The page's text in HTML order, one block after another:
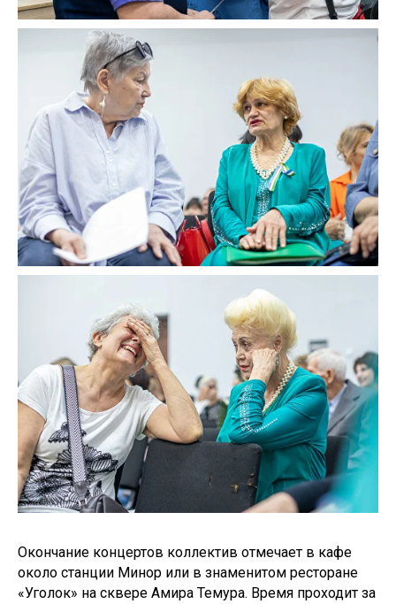
Окончание концертов коллектив отмечает в кафе
около станции Минор или в знаменитом ресторане
«Уголок» на сквере Амира Темура. Время проходит за